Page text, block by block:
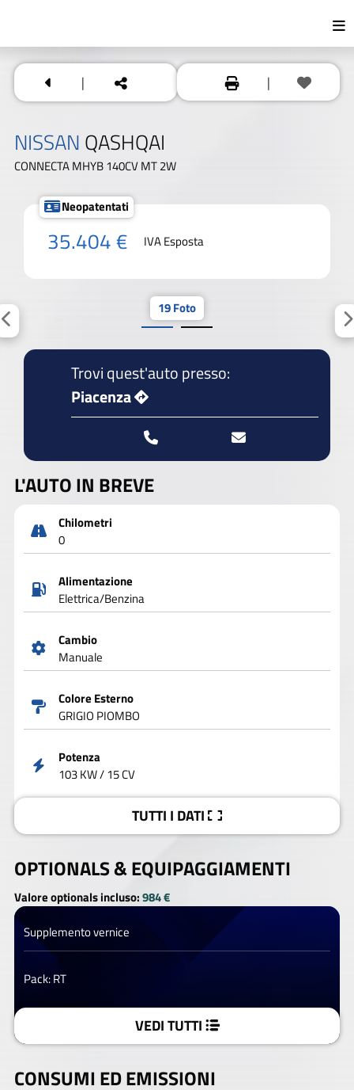
| |
NISSAN QASHQAI
CONNECTA MHYB 140CV MT 2W
Neopatentati
35.404 € IVA Esposta
19 Foto
Trovi quest'auto presso:
Piacenza
L'AUTO IN BREVE
Chilometri
0
Alimentazione
Elettrica/Benzina
Cambio
Manuale
Colore Esterno
GRIGIO PIOMBO
Potenza
103 KW / 15 CV
TUTTI I DATI
OPTIONALS &EQUIPAGGIAMENTI
Valore optionals incluso:984 €
Supplemento vernice
Pack: RT
VEDI TUTTI
CONSUMI ED EMISSIONI